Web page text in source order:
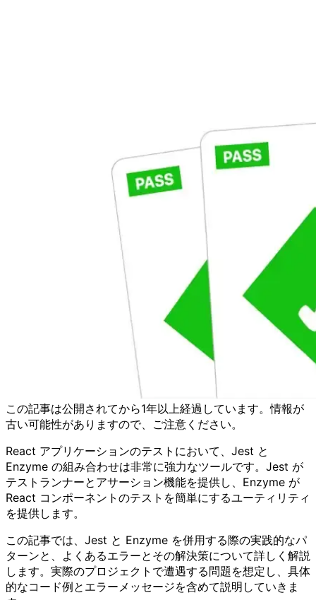
この記事は公開されてから1年以上経過しています。情報が
古い可能性がありますので、ご注意ください。
React アプリケーションのテストにおいて、Jest と
Enzyme の組み合わせは非常に強力なツールです。Jest が
テストランナーとアサーション機能を提供し、Enzyme が
React コンポーネントのテストを簡単にするユーティリティ
を提供します。
この記事では、Jest と Enzyme を併用する際の実践的なパ
ターンと、よくあるエラーとその解決策について詳しく解説
します。実際のプロジェクトで遭遇する問題を想定し、具体
的なコード例とエラーメッセージを含めて説明していきま